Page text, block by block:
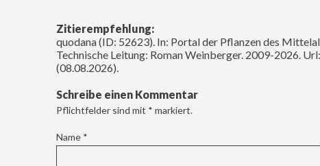
Zitierempfehlung:
quodana (ID: 52623). In: Portal der Pflanzen des
Technische Leitung: Roman Weinberger. 2009-2026. Url:
(08.08.2026).
Schreibe einen Kommentar
Pflichtfelder sind mit * markiert.
Name *